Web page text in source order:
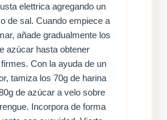
elettrica agregando un
de sal. Cuando empiece a
añade gradualmente los
azúcar hasta obtener
Con la ayuda de un
tamiza los 70g de harina
de azúcar a velo sobre
Incorpora de forma